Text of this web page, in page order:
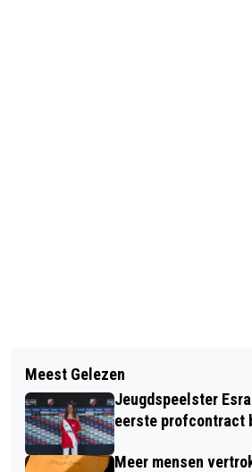
EERSTE HUURDER
SLEUTEL
UTRECHT SCIENCE PARK
TENTOONSTELLING
TRUFFELS TREINEN IN
SPOORWEGMUSEUM
Meest Gelezen
Jeugdspeelster
eerste profcontract
Meer mensen